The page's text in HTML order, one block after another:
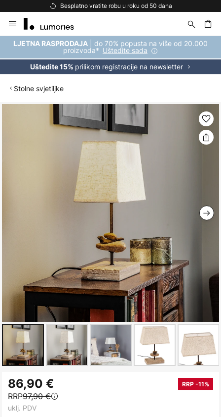
Besplatno vratite robu u roku od 50 dana
to
Content
LJETNA RASPRODAJA | do 70% popusta na više od 20.000
proizvoda* Uštedite sada
Uštedite 15% prilikom registracije na newsletter
Stolne svjetiljke
to
the
beginning
86,90 € RRP -11%
RRP97,90 €
uklj. PDV